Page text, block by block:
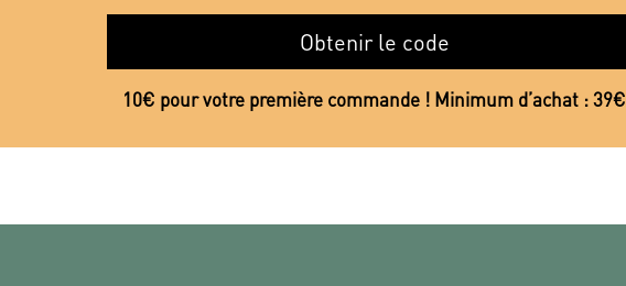
Obtenir le code
10€ pour votre première commande ! Minimum d’achat : 39€